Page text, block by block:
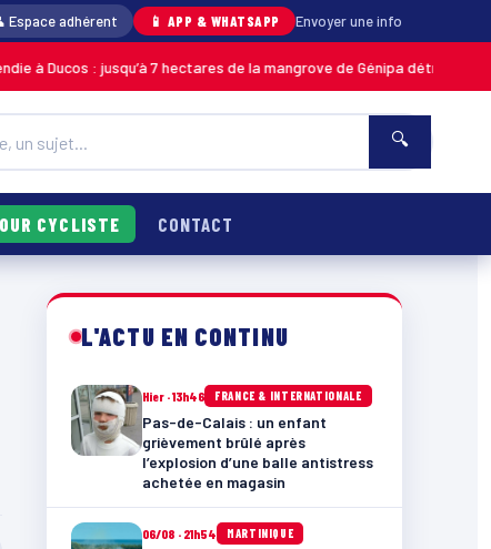
Espace adhérent 📱 APP & WHATSAPP Envoyer une info
: jusqu’à 7 hectares de la mangrove de Génipa détruits, le feu
🔍
CYCLISTE CONTACT
L'ACTU EN CONTINU
Hier · 13h46 FRANCE & INTERNATIONALE
Pas-de-Calais : un enfant
grièvement brûlé après
l’explosion d’une balle antistress
achetée en magasin
06/08 · 21h54 MARTINIQUE